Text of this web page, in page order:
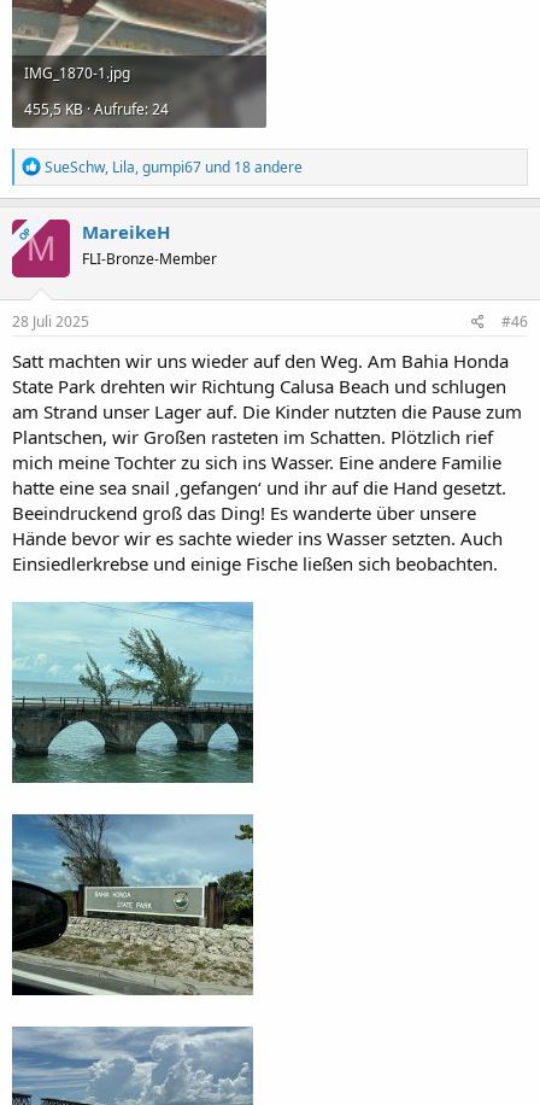
IMG_1870-1.jpg
455,5 KB · Aufrufe: 24
R
e
a
k
t
i
o
n
e
SueSchw, Lila,gumpi67 und 18 andere
OPM MareikeH
FLI-Bronze-Member
28 Juli 2025 #46
Satt machten wir uns wieder auf den Weg. Am Bahia Honda
State Park drehten wir Richtung Calusa Beach und schlugen
am Strand unser Lager auf. Die Kinder nutzten die Pause zum
Plantschen, wir Großen rasteten im Schatten. Plötzlich rief
mich meine Tochter zu sich ins Wasser. Eine andere Familie
hatte eine sea snail ‚gefangen‘ und ihr auf die Hand gesetzt.
Beeindruckend groß das Ding! Es wanderte über unsere
Hände bevor wir es sachte wieder ins Wasser setzten. Auch
Einsiedlerkrebse und einige Fische ließen sich beobachten.